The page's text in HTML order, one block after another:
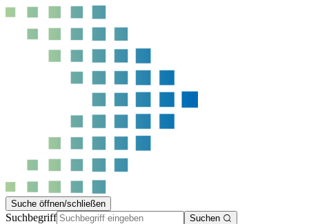
Suche öffnen/schließen
Suchbegriff
Suchen